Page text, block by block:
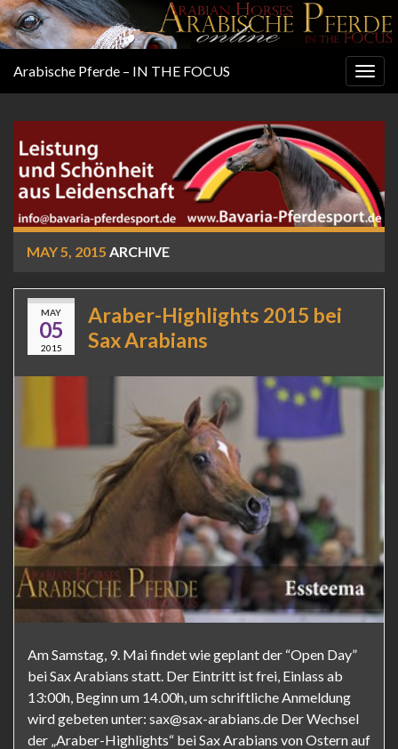
Arabische Pferde – IN THE FOCUS
MAY 5, 2015 ARCHIVE
MAY
05
2015
Araber-Highlights 2015 bei
Sax Arabians
Am Samstag, 9. Mai findet wie geplant der “Open Day”
bei Sax Arabians statt. Der Eintritt ist frei, Einlass ab
13:00h, Beginn um 14.00h, um schriftliche Anmeldung
wird gebeten unter: sax@sax-arabians.de Der Wechsel
der „Araber-Highlights“ bei Sax Arabians von Ostern auf